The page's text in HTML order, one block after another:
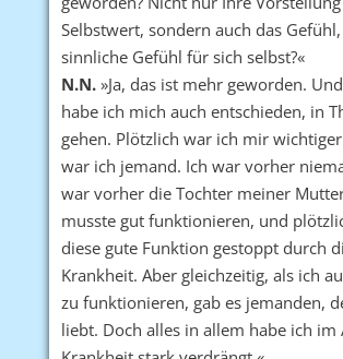
Selbstwert, sondern auch das
sinnliche Gefühl für sich selbst?«
N.N.»Ja, das ist mehr geworden.
habe ich mich auch entschieden, in
gehen. Plötzlich war ich mir
war ich jemand. Ich war vorher
war vorher die Tochter meiner
musste gut funktionieren, und
diese gute Funktion gestoppt durch
Krankheit. Aber gleichzeitig, als ich
zu funktionieren, gab es jemanden,
liebt. Doch alles in allem habe ich im